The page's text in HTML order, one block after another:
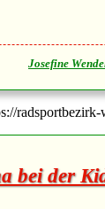
Josefine
bei der